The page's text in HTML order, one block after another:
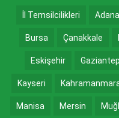
İl Temsilcilikleri Adana
Bursa Çanakkale
Eskişehir Gaziantep
Kayseri
Manisa Mersin